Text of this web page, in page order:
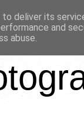
deliver its
and
abuse.